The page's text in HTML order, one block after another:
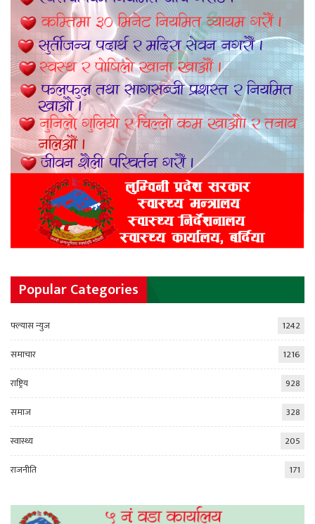
Popular Categories
फ्ल्यास न्युज
1242
समाचार
1216
राष्ट्रिय
928
समाज
328
स्वास्थ्य
205
राजनीति
171